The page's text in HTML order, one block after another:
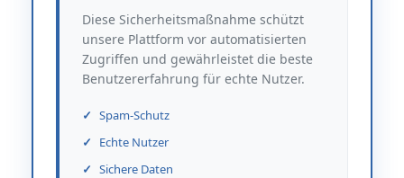
Diese Sicherheitsmaßnahme schützt
unsere Plattform vor automatisierten
Zugriffen und gewährleistet die beste
Benutzererfahrung für echte Nutzer.
Spam-Schutz
Echte Nutzer
Sichere Daten